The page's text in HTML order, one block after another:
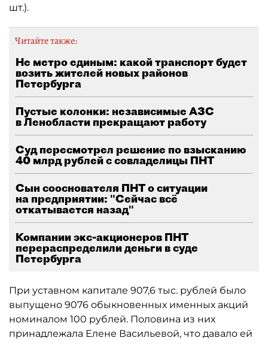
шт.).
Читайте также:
Не метро единым: какой транспорт будет
возить жителей новых районов
Петербурга
Пустые колонки: независимые АЗС
в Ленобласти прекращают работу
Суд пересмотрел решение по взысканию
40 млрд рублей с совладелицы ПНТ
Сын сооснователя ПНТ о ситуации
на предприятии: "Сейчас всё
откатывается назад"
Компании экс-акционеров ПНТ
перераспределили деньги в суде
Петербурга
При уставном капитале 907,6 тыс. рублей было
выпущено 9076 обыкновенных именных акций
номиналом 100 рублей. Половина из них
принадлежала Елене Васильевой, что давало ей